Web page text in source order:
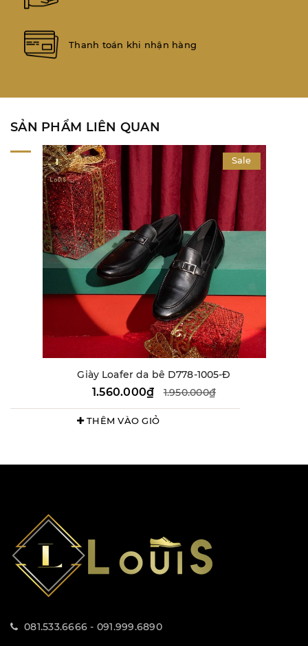
Thanh toán khi nhận hàng
SẢN PHẨM LIÊN QUAN
Sale
Giày Loafer da bê D778-1005-Đ
1.560.000₫ 1.950.000₫
THÊM VÀO GIỎ
081.533.6666 - 091.999.6890